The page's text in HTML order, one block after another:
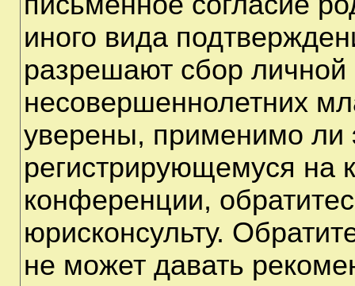
иного вида
разрешают сбор
несовершеннолетних
уверены, применимо ли
регистрирующемуся на
конференции,
юрисконсульту.
не может давать